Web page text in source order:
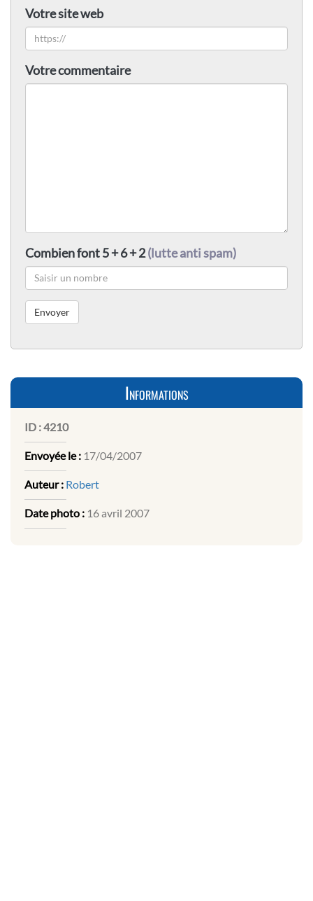
Votre site web
Votre commentaire
Combien font 5 + 6 + 2(lutte anti spam)
Informations
ID :4210
Envoyée le : 17/04/2007
Auteur : Robert
Date photo : 16 avril 2007